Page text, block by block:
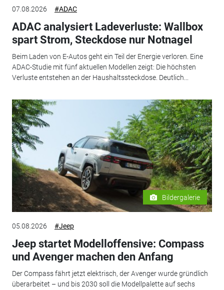
07.08.2026 #ADAC
ADAC analysiert Ladeverluste: Wallbox
spart Strom, Steckdose nur Notnagel
Beim Laden von E-Autos geht ein Teil der Energie verloren. Eine
ADAC-Studie mit fünf aktuellen Modellen zeigt: Die höchsten
Verluste entstehen an der Haushaltssteckdose. Deutlich...
Bildergalerie
05.08.2026 #Jeep
Jeep startet Modelloffensive: Compass
und Avenger machen den Anfang
Der Compass fährt jetzt elektrisch, der Avenger wurde gründlich
überarbeitet – und bis 2030 soll die Modellpalette auf sechs